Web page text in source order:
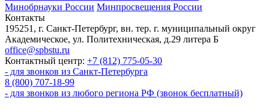
Минобрнауки России Минпросвещения России
Контакты
195251, г. Санкт-Петербург, вн. тер. г. муниципальный округ
Академическое, ул. Политехническая, д.29 литера Б
office@spbstu.ru
Контактный центр: +7 (812) 775-05-30
- для звонков из Санкт-Петербурга
8 (800) 707-18-99
- для звонков из любого региона РФ (звонок бесплатный)